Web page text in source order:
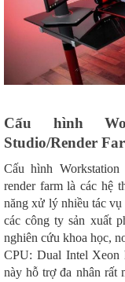
Cấu hình
Studio/Render
Cấu hình
render farm là các hệ
năng xử lý nhiều tác
các công ty sản xuất
nghiên cứu khoa học,
CPU: Dual Intel
này hỗ trợ đa nhân rất